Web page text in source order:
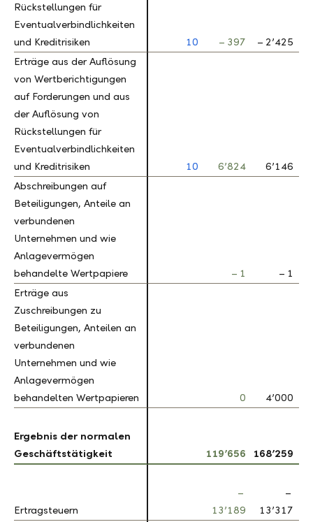
Rückstellungen für
Eventualverbindlichkeiten
und Kreditrisiken
10 – 397 – 2’425
Erträge aus der Auflösung
von Wertberichtigungen
auf Forderungen und aus
der Auflösung von
Rückstellungen für
Eventualverbindlichkeiten
und Kreditrisiken
10 6’824 6’146
Abschreibungen auf
Beteiligungen, Anteile an
verbundenen
Unternehmen und wie
Anlagevermögen
behandelte Wertpapiere
– 1
– 1
Erträge aus
Zuschreibungen zu
Beteiligungen, Anteilen an
verbundenen
Unternehmen und wie
Anlagevermögen
behandelten Wertpapieren
0 4’000
Ergebnis der normalen
Geschäftstätigkeit
119’656 168’259
Ertragsteuern
–
13’189
–
13’317
Rückstellungen für
Eventualverbindlichkeiten
und Kreditrisiken
Erträge aus der Auflösung
von Wertberichtigungen
auf Forderungen und aus
der Auflösung von
Rückstellungen für
Eventualverbindlichkeiten
und Kreditrisiken
Abschreibungen auf
Beteiligungen, Anteile an
verbundenen
Unternehmen und wie
Anlagevermögen
behandelte Wertpapiere
Erträge aus
Zuschreibungen zu
Beteiligungen, Anteilen an
verbundenen
Unternehmen und wie
Anlagevermögen
behandelten Wertpapieren
Ergebnis der normalen
Geschäftstätigkeit
Ertragsteuern